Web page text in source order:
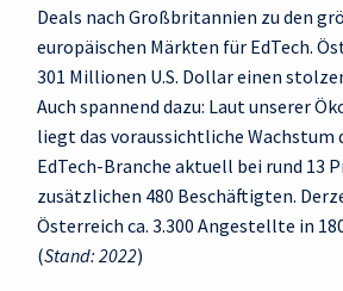
Deals nach Großbritannien zu den
europäischen Märkten für EdTech.
301 Millionen U.S. Dollar einen
Auch spannend dazu: Laut unserer
liegt das voraussichtliche Wachstum
EdTech-Branche aktuell bei rund 13
zusätzlichen 480 Beschäftigten.
Österreich ca. 3.300 Angestellte in
(Stand: 2022)